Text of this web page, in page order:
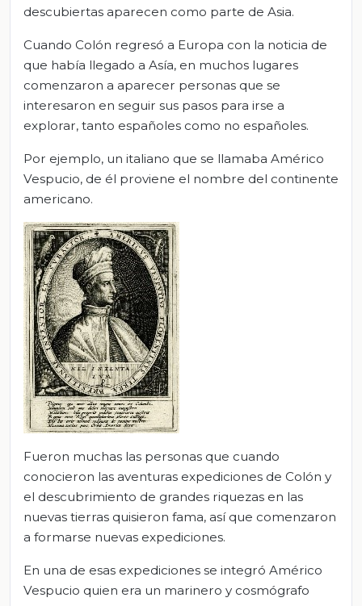
descubiertas aparecen como parte de Asia.
Cuando Colón regresó a Europa con la noticia de
que había llegado a Asía, en muchos lugares
comenzaron a aparecer personas que se
interesaron en seguir sus pasos para irse a
explorar, tanto españoles como no españoles.
Por ejemplo, un italiano que se llamaba Américo
Vespucio, de él proviene el nombre del continente
americano.
Fueron muchas las personas que cuando
conocieron las aventuras expediciones de Colón y
el descubrimiento de grandes riquezas en las
nuevas tierras quisieron fama, así que comenzaron
a formarse nuevas expediciones.
En una de esas expediciones se integró Américo
Vespucio quien era un marinero y cosmógrafo